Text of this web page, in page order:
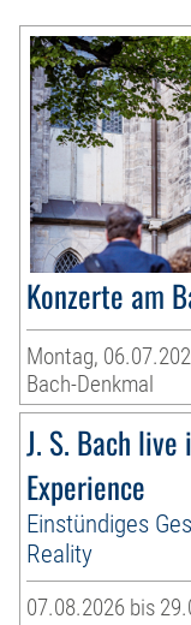
Konzerte am
Montag,
Bach-Denkmal
J. S. Bach
Experience
Einstündiges
Reality
07.08.2026 bis